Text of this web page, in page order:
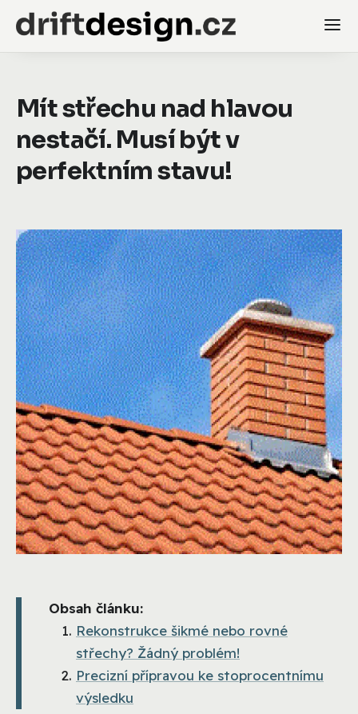
Mít střechu nad hlavou
nestačí. Musí být v
perfektním stavu!
Obsah článku:
Rekonstrukce šikmé nebo rovné
střechy? Žádný problém!
Precizní přípravou ke stoprocentnímu
výsledku